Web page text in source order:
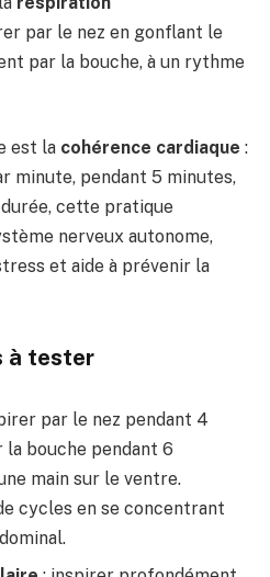
par le nez en gonflant le
par la bouche, à un rythme
est la cohérence cardiaque :
minute, pendant 5 minutes,
cette pratique
nerveux autonome,
et aide à prévenir la
à tester
par le nez pendant 4
la bouche pendant 6
main sur le ventre.
cycles en se concentrant